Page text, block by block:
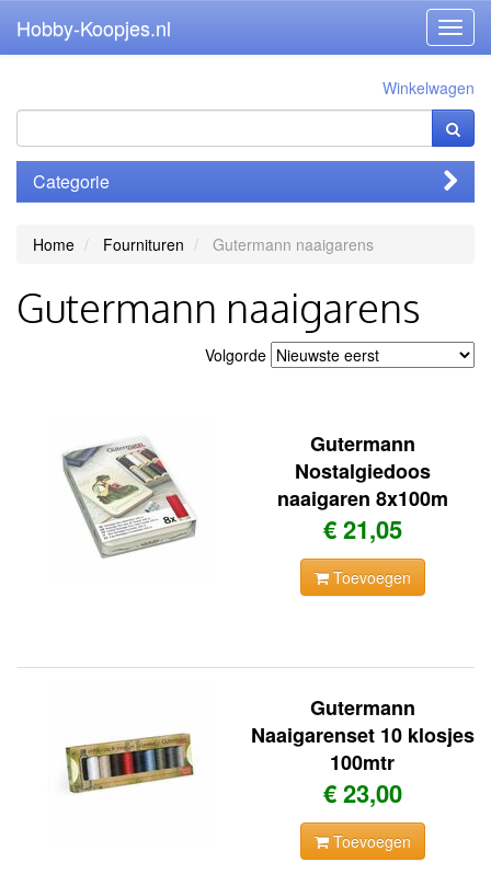
Hobby-Koopjes.nl
Winkelwagen
Categorie
Home Fournituren Gutermann naaigarens
Gutermann naaigarens
Volgorde
Gutermann
Nostalgiedoos
naaigaren 8x100m
€ 21,05
Toevoegen
Gutermann
Naaigarenset 10 klosjes
100mtr
€ 23,00
Toevoegen